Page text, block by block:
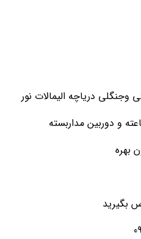
دریاچه الیمالات نور
بهره
بگیرید